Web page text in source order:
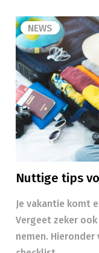
NEWS
Nuttige tips
Je vakantie komt
Vergeet zeker
nemen.